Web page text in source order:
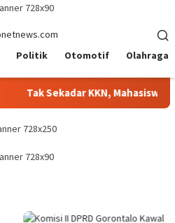
Politik Otomotif Olahraga
Tak Sekadar KKN, Mahasiswa